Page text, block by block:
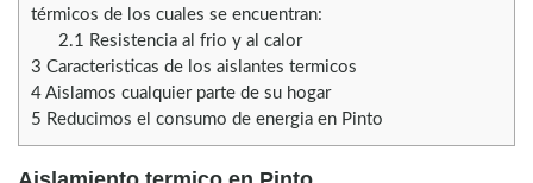
térmicos de los cuales se encuentran:
2.1 Resistencia al frio y al calor
3 Caracteristicas de los aislantes termicos
4 Aislamos cualquier parte de su hogar
5 Reducimos el consumo de energia en Pinto